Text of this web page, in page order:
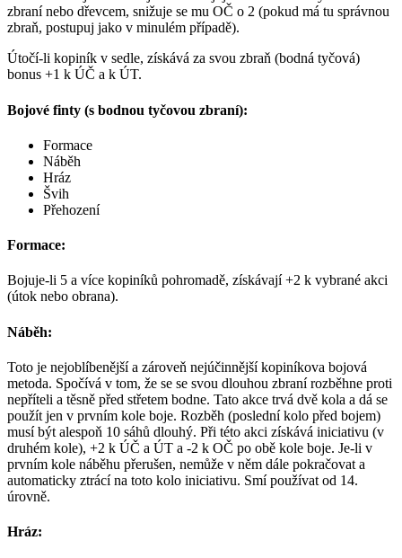
zbraní nebo dřevcem, snižuje se mu OČ o 2 (pokud má tu správnou
zbraň, postupuj jako v minulém případě).
Útočí-li kopiník v sedle, získává za svou zbraň (bodná tyčová)
bonus +1 k ÚČ a k ÚT.
Bojové finty (s bodnou tyčovou zbraní):
Formace
Náběh
Hráz
Švih
Přehození
Formace:
Bojuje-li 5 a více kopiníků pohromadě, získávají +2 k vybrané akci
(útok nebo obrana).
Náběh:
Toto je nejoblíbenější a zároveň nejúčinnější kopiníkova bojová
metoda. Spočívá v tom, že se se svou dlouhou zbraní rozběhne proti
nepříteli a těsně před střetem bodne. Tato akce trvá dvě kola a dá se
použít jen v prvním kole boje. Rozběh (poslední kolo před bojem)
musí být alespoň 10 sáhů dlouhý. Při této akci získává iniciativu (v
druhém kole), +2 k ÚČ a ÚT a -2 k OČ po obě kole boje. Je-li v
prvním kole náběhu přerušen, nemůže v něm dále pokračovat a
automaticky ztrácí na toto kolo iniciativu. Smí používat od 14.
úrovně.
Hráz: